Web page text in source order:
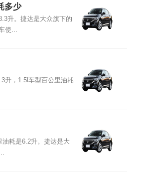
多少
升。捷达是大众旗下的
使...
升，1.5l车型百公里油耗
油耗是6.2升。捷达是大